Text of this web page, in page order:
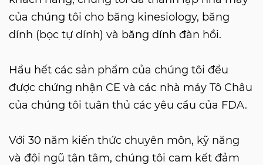
của chúng tôi cho băng kinesiology, băng
dính (bọc tự dính) và băng dính đàn hồi.
Hầu hết các sản phẩm của chúng tôi đều
được chứng nhận CE và các nhà máy Tô Châu
của chúng tôi tuân thủ các yêu cầu của FDA.
Với 30 năm kiến ​​thức chuyên môn, kỹ năng
và đội ngũ tận tâm, chúng tôi cam kết đảm